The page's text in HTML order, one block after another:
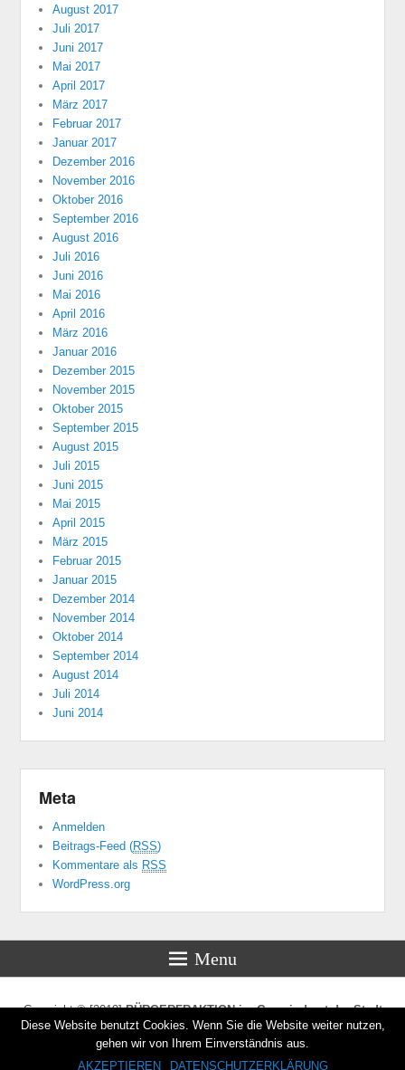
August 2017
Juli 2017
Juni 2017
Mai 2017
April 2017
März 2017
Februar 2017
Januar 2017
Dezember 2016
November 2016
Oktober 2016
September 2016
August 2016
Juli 2016
Juni 2016
Mai 2016
April 2016
März 2016
Januar 2016
Dezember 2015
November 2015
Oktober 2015
September 2015
August 2015
Juli 2015
Juni 2015
Mai 2015
April 2015
März 2015
Februar 2015
Januar 2015
Dezember 2014
November 2014
Oktober 2014
September 2014
August 2014
Juli 2014
Juni 2014
Meta
Anmelden
Beitrags-Feed (RSS)
Kommentare als RSS
WordPress.org
Menu
Copyright © [2019]BÜRGERFRAKTION im Gemeinderat der Stadt
Mannheim. Alle Rechte vorbehalten.
Diese Website benutzt Cookies. Wenn Sie die Website weiter nutzen,
gehen wir von Ihrem Einverständnis aus.
AKZEPTIEREN
DATENSCHUTZERKLÄRUNG